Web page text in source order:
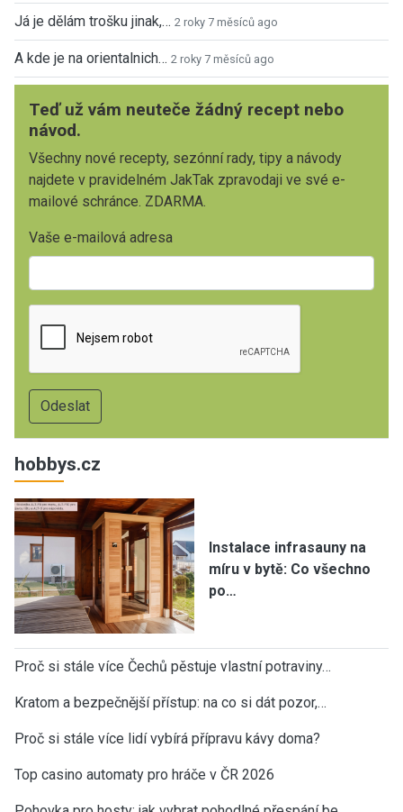
Já je dělám trošku jinak,… 2 roky 7 měsíců ago
A kde je na orientalnich… 2 roky 7 měsíců ago
Teď už vám neuteče žádný recept nebo
návod.
Všechny nové recepty, sezónní rady, tipy a návody
najdete v pravidelném JakTak zpravodaji ve své e-
mailové schránce. ZDARMA.
Vaše e-mailová adresa
hobbys.cz
Instalace infrasauny na
míru v bytě: Co všechno
po…
Proč si stále více Čechů pěstuje vlastní potraviny…
Kratom a bezpečnější přístup: na co si dát pozor,…
Proč si stále více lidí vybírá přípravu kávy doma?
Top casino automaty pro hráče v ČR 2026